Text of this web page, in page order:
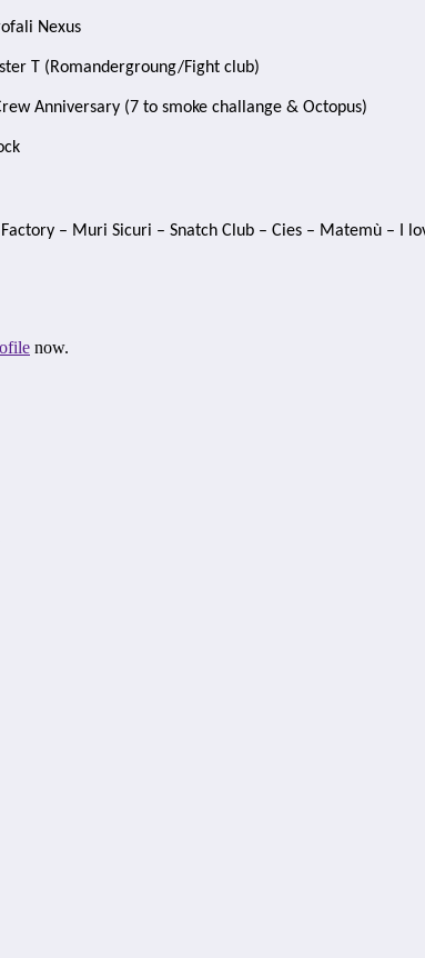
Nexus
T (Romandergroung/Fight club)
Anniversary (7 to smoke challange & Octopus)
– Muri Sicuri – Snatch Club – Cies – Matemù – I
now.